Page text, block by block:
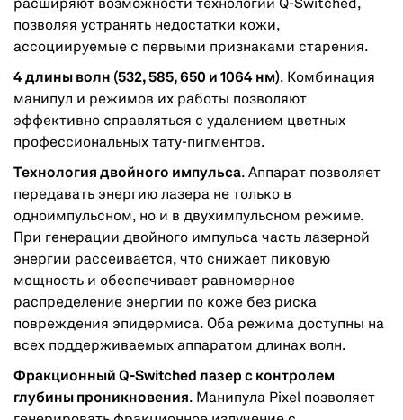
расширяют возможности технологии Q-Switched,
позволяя устранять недостатки кожи,
ассоциируемые с первыми признаками старения.
4 длины волн (532, 585, 650 и 1064 нм). Комбинация
манипул и режимов их работы позволяют
эффективно справляться с удалением цветных
профессиональных тату-пигментов.
Технология двойного импульса. Аппарат позволяет
передавать энергию лазера не только в
одноимпульсном, но и в двухимпульсном режиме.
При генерации двойного импульса часть лазерной
энергии рассеивается, что снижает пиковую
мощность и обеспечивает равномерное
распределение энергии по коже без риска
повреждения эпидермиса. Оба режима доступны на
всех поддерживаемых аппаратом длинах волн.
Фракционный Q-Switched лазер с контролем
глубины проникновения. Манипула Pixel позволяет